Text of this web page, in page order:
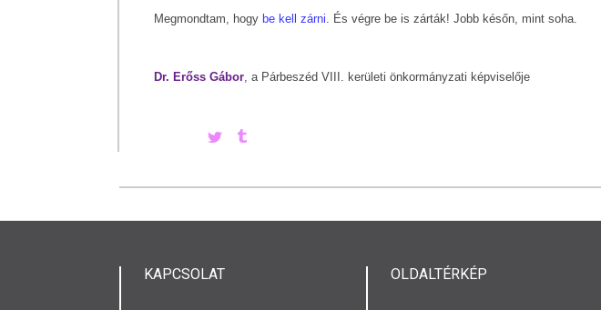
Megmondtam, hogy be kell zárni . És végre be is zárták! Jobb későn, mint soha.
Dr. Erőss Gábor , a Párbeszéd VIII. kerületi önkormányzati képviselője
KAPCSOLAT OLDALTÉRKÉP